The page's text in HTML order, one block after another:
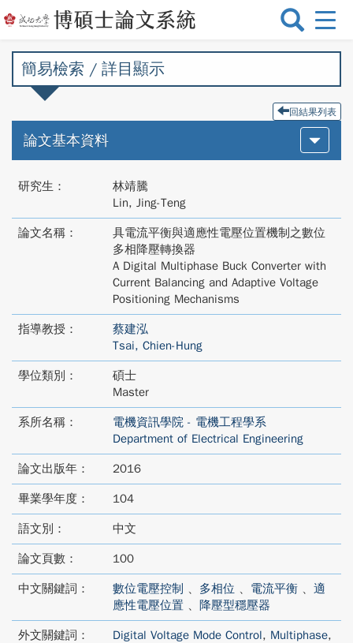
選
切
簡易檢索 / 詳目顯示
回結果列表
論文基本資料
研究生：
林靖騰
Lin, Jing-Teng
論文名稱：
具電流平衡與適應性電壓位置機制之數位
多相降壓轉換器
A Digital Multiphase Buck Converter with
Current Balancing and Adaptive Voltage
Positioning Mechanisms
指導教授：
蔡建泓
Tsai, Chien-Hung
學位類別：
碩士
Master
系所名稱：
電機資訊學院 - 電機工程學系
Department of Electrical Engineering
論文出版年： 2016
畢業學年度： 104
語文別： 中文
論文頁數： 100
中文關鍵詞： 數位電壓控制 、 多相位 、 電流平衡 、 適
應性電壓位置 、 降壓型穩壓器
外文關鍵詞： Digital Voltage Mode Control, Multiphase,